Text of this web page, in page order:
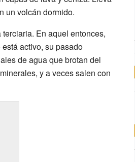
un volcán dormido.
En aquel entonces,
activo, su pasado
de agua que brotan del
y a veces salen con